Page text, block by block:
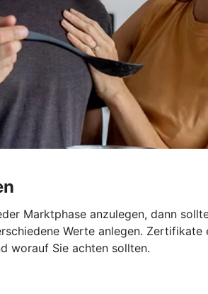
Marktphase anzulegen, dann
Werte anlegen.
worauf Sie achten sollten.